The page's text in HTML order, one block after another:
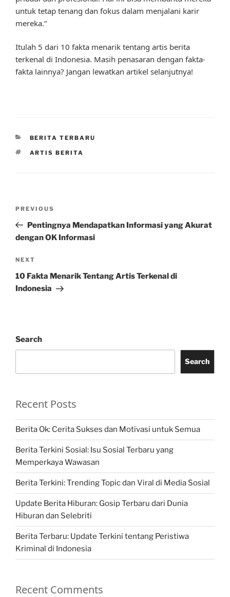
untuk tetap tenang dan fokus dalam menjalani karir
mereka.”
Itulah 5 dari 10 fakta menarik tentang artis berita
terkenal di Indonesia. Masih penasaran dengan fakta-
fakta lainnya? Jangan lewatkan artikel selanjutnya!
CATEGORIES
BERITA TERBARU
TAGS
ARTIS BERITA
Previous
Post
PREVIOUS
Pentingnya Mendapatkan Informasi yang Akurat
dengan OK Informasi
Next
Post
NEXT
10 Fakta Menarik Tentang Artis Terkenal di
Indonesia
Search
Search
Recent Posts
Berita Ok: Cerita Sukses dan Motivasi untuk Semua
Berita Terkini Sosial: Isu Sosial Terbaru yang
Memperkaya Wawasan
Berita Terkini: Trending Topic dan Viral di Media Sosial
Update Berita Hiburan: Gosip Terbaru dari Dunia
Hiburan dan Selebriti
Berita Terbaru: Update Terkini tentang Peristiwa
Kriminal di Indonesia
Recent Comments